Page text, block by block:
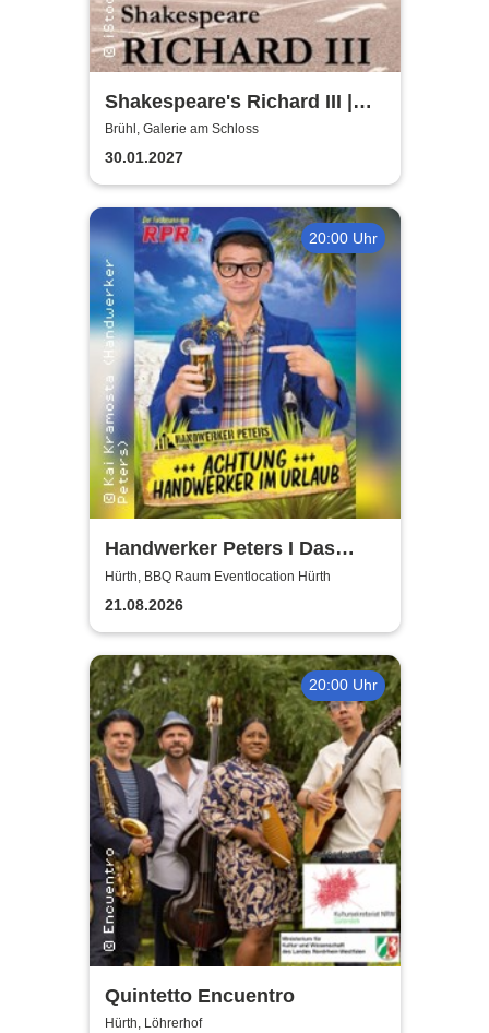
Shakespeare's Richard III |
Galerie am Schloss Brühl
Brühl, Galerie am Schloss
30.01.2027
20:00 Uhr
Handwerker Peters I Das
Sommer Event | Achtung -
Handwerker im UrlaubOpen
Air
Hürth, BBQ Raum Eventlocation Hürth
21.08.2026
20:00 Uhr
Quintetto Encuentro
Hürth, Löhrerhof